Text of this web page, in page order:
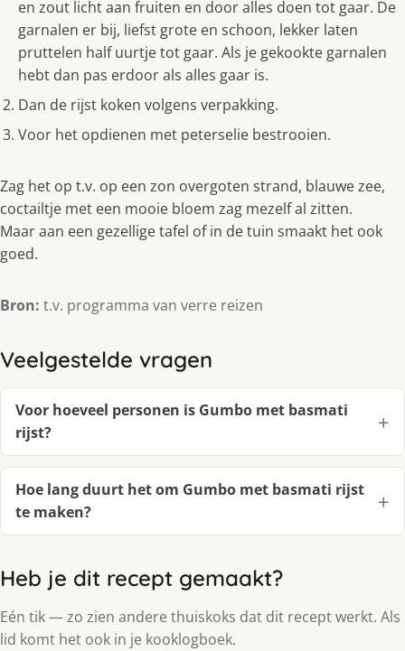
en zout licht aan fruiten en door alles doen tot gaar. De
garnalen er bij, liefst grote en schoon, lekker laten
pruttelen half uurtje tot gaar. Als je gekookte garnalen
hebt dan pas erdoor als alles gaar is.
Dan de rijst koken volgens verpakking.
Voor het opdienen met peterselie bestrooien.
Zag het op t.v. op een zon overgoten strand, blauwe zee,
coctailtje met een mooie bloem zag mezelf al zitten.
Maar aan een gezellige tafel of in de tuin smaakt het ook
goed.
Bron: t.v. programma van verre reizen
Veelgestelde vragen
Voor hoeveel personen is Gumbo met basmati
rijst?
Hoe lang duurt het om Gumbo met basmati rijst
te maken?
Heb je dit recept gemaakt?
Eén tik — zo zien andere thuiskoks dat dit recept werkt. Als
lid komt het ook in je kooklogboek.